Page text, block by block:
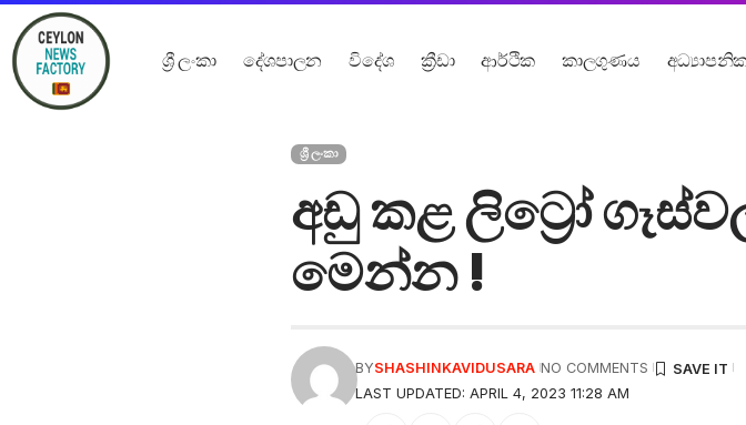
ශ්‍රී ලංකා දේශපාලන විදේශ ක්‍රීඩා ආර්ථික කාලගුණය
ශ්‍රී ලංකා
අඩු කළ ලිට්‍රෝ
මෙන්න !
LAST UPDATED: APRIL 4, 2023 11:28 AM
BYSHASHINKAVIDUSARA NO COMMENTS